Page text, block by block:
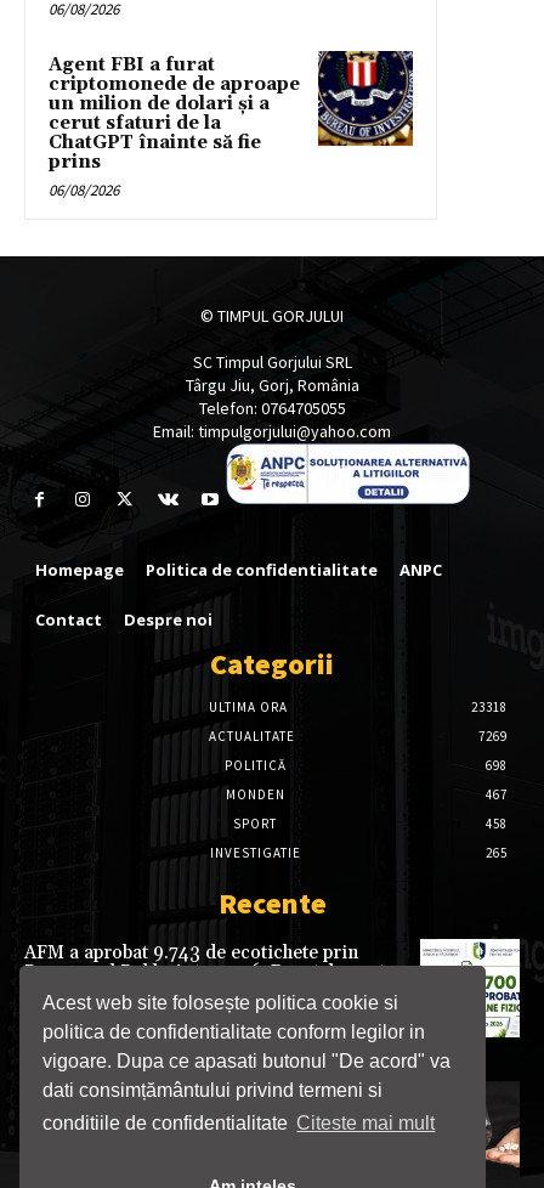
Acest web site folosește politica cookie si
politica de confidentialitate conform legilor in
vigoare. Dupa ce apasati butonul "De acord" va
dati consimțământului privind termeni si
conditiile de confidentialitate Citeste mai mult
06/08/2026
Agent FBI a furat
criptomonede de aproape
un milion de dolari și a
cerut sfaturi de la
ChatGPT înainte să fie
prins
06/08/2026
© TIMPUL GORJULUI
SC Timpul Gorjului SRL
Târgu Jiu, Gorj, România
Telefon: 0764705055
Email: timpulgorjului@yahoo.com
Homepage Politica de confidentialitate ANPC
Contact Despre noi
Categorii
ULTIMA ORA
23318
ACTUALITATE
7269
POLITICĂ
698
MONDEN
467
SPORT
458
INVESTIGATIE
265
Recente
AFM a aprobat 9.743 de ecotichete prin
Programul Rabla Auto 2026. Bugetele pentru
mașini electrice și plug-in hibrid au fost
epuizate
06/08/2026
Vânzarea Colebil și Panzcebil, suspendată la
solicitarea ANMDMR